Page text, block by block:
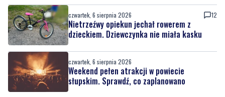
czwartek, 6 sierpnia 2026 12
Nietrzeźwy opiekun jechał rowerem z
dzieckiem. Dziewczynka nie miała kasku
czwartek, 6 sierpnia 2026
Weekend pełen atrakcji w powiecie
słupskim. Sprawdź, co zaplanowano